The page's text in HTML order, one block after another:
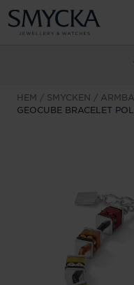
HEM SMYCKEN
GEOCUBE BRACELET